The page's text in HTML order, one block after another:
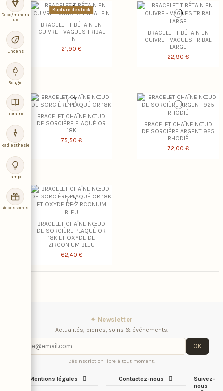
Deco/minera
ux
Encens
Bougie
Librairie
Radiesthesie
Lampe
Accessoires
Rupture de stock
BRACELET TIBÉTAIN EN
CUIVRE - VAGUES TRIBAL
FIN
21,90 €
BRACELET TIBÉTAIN EN
CUIVRE - VAGUES TRIBAL
LARGE
22,90 €
BRACELET CHAÎNE NŒUD
DE SORCIÈRE PLAQUÉ OR
18K
75,50 €
BRACELET CHAÎNE NŒUD
DE SORCIÈRE ARGENT 925
RHODIÉ
72,00 €
BRACELET CHAÎNE NŒUD
DE SORCIÈRE PLAQUÉ OR
18K ET OXYDE DE
ZIRCONIUM BLEU
62,40 €
✦ Newsletter
Actualités, pierres, soins & événements.
OK
Désinscription libre à tout moment.
Mentions légales Contactez-nous
Suivez-
nous